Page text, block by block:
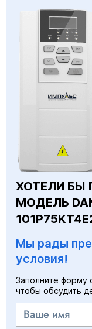
ХОТЕЛИ БЫ
МОДЕЛЬ
Мы рады
условия!
Заполните форму
чтобы обсудить